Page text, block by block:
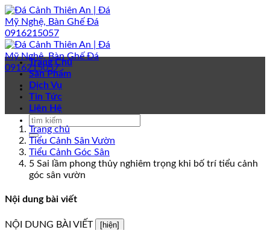
Bỏ
qua
nội
dung
Trang Chủ
Sản Phẩm
Dịch Vụ
Tin Tức
Liên Hệ
Trang chủ
Tiểu Cảnh Sân Vườn
Tiểu Cảnh Góc Sân
5 Sai lầm phong thủy nghiêm trọng khi bố trí tiểu cảnh
góc sân vườn
Nội dung bài viết
NỘI DUNG BÀI VIẾT [hiện]